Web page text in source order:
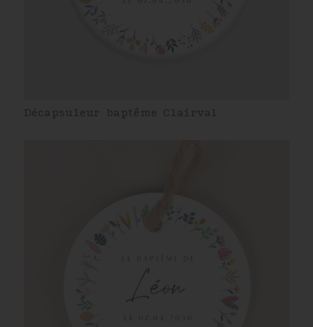
Décapsuleur baptême Clairval